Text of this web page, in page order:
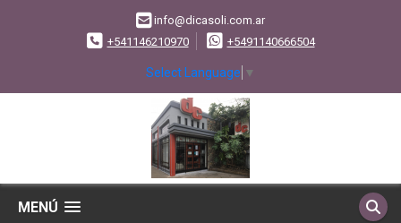
info@dicasoli.com.ar
+541146210970
+5491140666504
Select Language ▼
MENÚ